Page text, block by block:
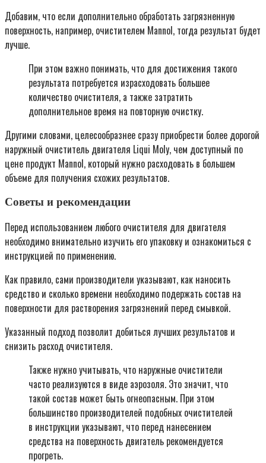
Добавим, что если дополнительно обработать загрязненную
поверхность, например, очистителем Mannol, тогда результат будет
лучше.
При этом важно понимать, что для достижения такого
результата потребуется израсходовать большее
количество очистителя, а также затратить
дополнительное время на повторную очистку.
Другими словами, целесообразнее сразу приобрести более дорогой
наружный очиститель двигателя Liqui Moly, чем доступный по
цене продукт Mannol, который нужно расходовать в большем
объеме для получения схожих результатов.
Советы и рекомендации
Перед использованием любого очистителя для двигателя
необходимо внимательно изучить его упаковку и ознакомиться с
инструкцией по применению.
Как правило, сами производители указывают, как наносить
средство и сколько времени необходимо подержать состав на
поверхности для растворения загрязнений перед смывкой.
Указанный подход позволит добиться лучших результатов и
снизить расход очистителя.
Также нужно учитывать, что наружные очистители
часто реализуются в виде аэрозоля. Это значит, что
такой состав может быть огнеопасным. При этом
большинство производителей подобных очистителей
в инструкции указывают, что перед нанесением
средства на поверхность двигатель рекомендуется
прогреть.